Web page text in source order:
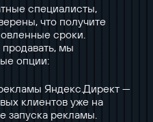
специалисты,
что получите
сроки.
мы
опции:
Яндекс.Директ —
клиентов уже на
рекламы.